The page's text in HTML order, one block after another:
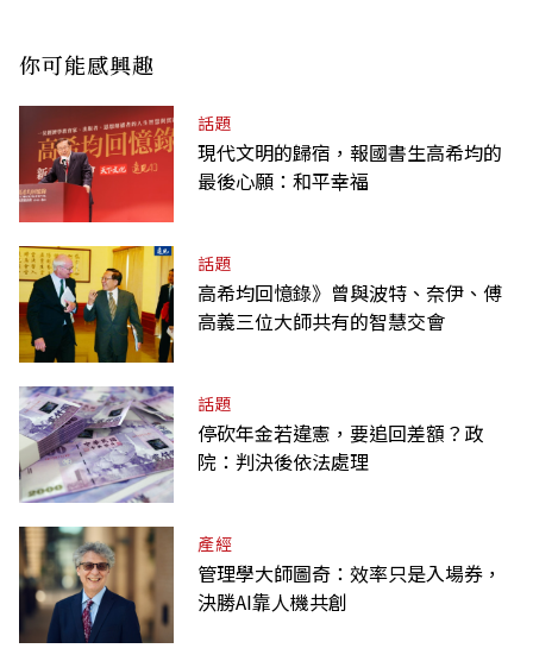
你可能感興趣
話題
現代文明的歸宿，報國書生高希均的
最後心願：和平幸福
話題
高希均回憶錄》曾與波特、奈伊、傅
高義三位大師共有的智慧交會
話題
停砍年金若違憲，要追回差額？政
院：判決後依法處理
產經
管理學大師圖奇：效率只是入場券，
決勝AI靠人機共創